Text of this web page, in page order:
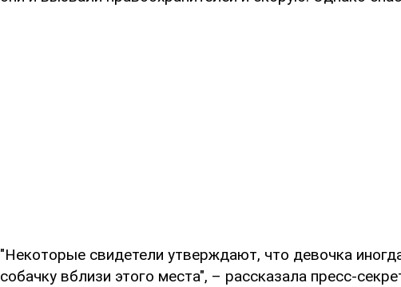
"Некоторые свидетели утверждают, что девочка
собачку вблизи этого места", – рассказала пресс-